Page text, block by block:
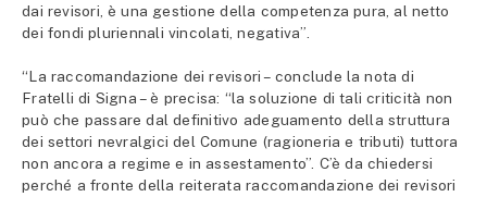
dai revisori, è una gestione della competenza pura, al netto
dei fondi pluriennali vincolati, negativa”.
“La raccomandazione dei revisori – conclude la nota di
Fratelli di Signa – è precisa: “la soluzione di tali criticità non
può che passare dal definitivo adeguamento della struttura
dei settori nevralgici del Comune (ragioneria e tributi) tuttora
non ancora a regime e in assestamento”. C’è da chiedersi
perché a fronte della reiterata raccomandazione dei revisori